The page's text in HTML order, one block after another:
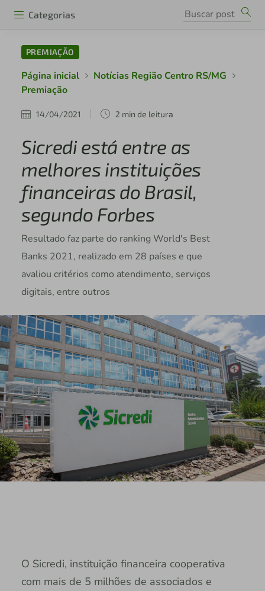
Categorias
PREMIAÇÃO
Página inicial
Notícias Região Centro RS/MG
Premiação
14/04/2021 2 min de leitura
Sicredi está entre as
melhores instituições
financeiras do Brasil,
segundo Forbes
Resultado faz parte do ranking World's Best
Banks 2021, realizado em 28 países e que
avaliou critérios como atendimento, serviços
digitais, entre outros
O Sicredi, instituição financeira cooperativa
com mais de 5 milhões de associados e